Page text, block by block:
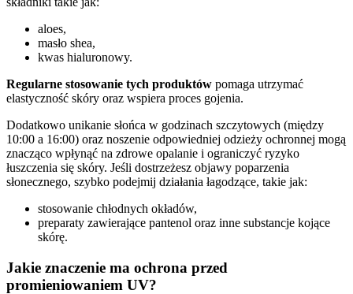
aloes,
masło shea,
kwas hialuronowy.
Regularne stosowanie tych produktów pomaga utrzymać
elastyczność skóry oraz wspiera proces gojenia.
Dodatkowo unikanie słońca w godzinach szczytowych (między
10:00 a 16:00) oraz noszenie odpowiedniej odzieży ochronnej mogą
znacząco wpłynąć na zdrowe opalanie i ograniczyć ryzyko
łuszczenia się skóry. Jeśli dostrzeżesz objawy poparzenia
słonecznego, szybko podejmij działania łagodzące, takie jak:
stosowanie chłodnych okładów,
preparaty zawierające pantenol oraz inne substancje kojące
skórę.
Jakie znaczenie ma ochrona przed
promieniowaniem UV?